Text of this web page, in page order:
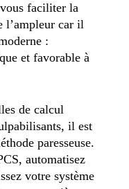
faciliter la
l’ampleur car il
:
et favorable à
de calcul
il est
paresseuse.
automatisez
votre système